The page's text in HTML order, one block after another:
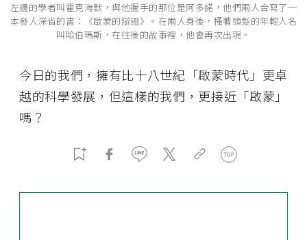
左邊的學者叫霍克海默，與他握手的那位是阿多諾，他們兩人合寫了一
本發人深省的書：《啟蒙的辯證》。在兩人身後，搔著頭髮的年輕人名
叫哈伯瑪斯，在往後的故事裡，他會再次出現。
今日的我們，擁有比十八世紀「啟蒙時代」更卓
越的科學發展，但這樣的我們，更接近「啟蒙」
嗎？